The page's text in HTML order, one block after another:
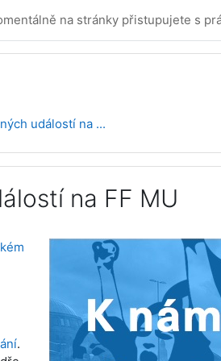
na stránky přistupujete s
událostí na ...
na FF MU
.